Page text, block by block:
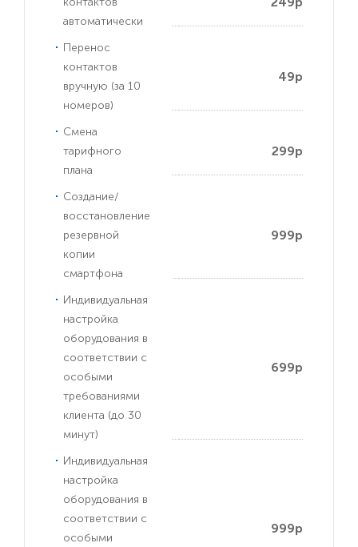
автоматически
Перенос
контактов
вручную (за 10
номеров)
49р
Смена
тарифного
плана
299р
Создание/
восстановление
резервной
копии
смартфона
999р
Индивидуальная
настройка
оборудования в
соответствии с
особыми
требованиями
клиента (до 30
минут)
699р
Индивидуальная
настройка
оборудования в
соответствии с
особыми
999р